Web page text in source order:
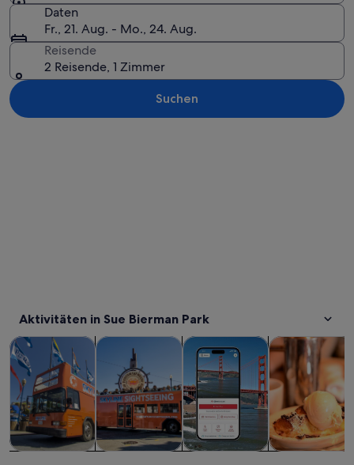
Daten
Fr., 21. Aug. - Mo., 24. Aug.
Reisende
2 Reisende, 1 Zimmer
Suchen
Aktivitäten in Sue Bierman Park
Touren und Tagesausflüge Wird in einem neuen Tab
Geschichte & KulturWird in einem neuen
Private & individuelle Touren
Essen,